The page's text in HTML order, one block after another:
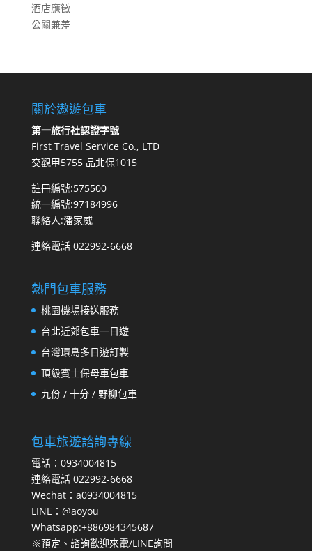
酒店應徵
公關兼差
關於遨遊包車
第一旅行社認證字號
First Travel Service Co., LTD
交觀甲5755 品北保1015
註冊編號:575500
統一編號:97184996
聯絡人:潘家威
連絡電話 022992-6668
熱門包車服務
桃園機場接送服務
台北近郊包車一日遊
台灣環島多日遊訂製
頂級賓士保母車包車
九份 / 十分 / 野柳包車
包車旅遊諮詢專線
電話：0934004815
連絡電話 022992-6668
Wechat：a0934004815
LINE：@aoyou
Whatsapp:+886984345687
※預定、諮詢歡迎來電/LINE詢問